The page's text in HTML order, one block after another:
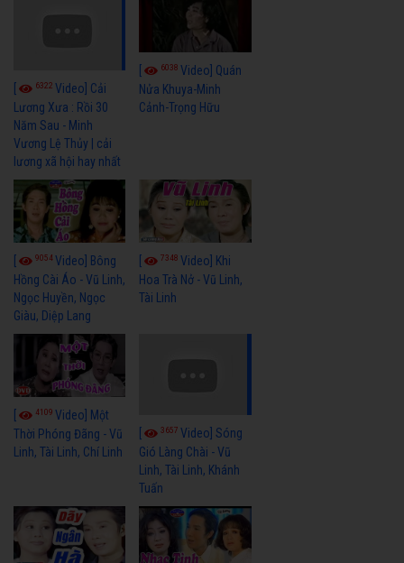
6322 Video] Cải
Lương Xưa : Rồi 30
Năm Sau - Minh
Vương Lệ Thủy | cải
lương xã hội hay nhất
6038Video] Quán
Nửa Khuya-Minh
Cảnh-Trọng Hữu
9054Video] Bông
Hồng Cài Áo - Vũ Linh,
Ngọc Huyền, Ngọc
Giàu, Diệp Lang
7348Video] Khi
Hoa Trà Nở - Vũ Linh,
Tài Linh
4109 Video] Một
Thời Phóng Đãng - Vũ
Linh, Tài Linh, Chí Linh
3657Video] Sóng
Gió Làng Chài - Vũ
Linh, Tài Linh, Khánh
Tuấn